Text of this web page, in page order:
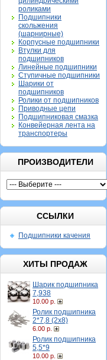
роликами
Подшипники
скольжения
(шарнирные)
Корпусные подшипники
Втулки для
подшипников
Линейные подшипники
Ступичные подшипники
Шарики от
подшипников
Ролики от подшипников
Приводные цепи
Подшипниковая смазка
Конвейерная лента на
транспортеры
ПРОИЗВОДИТЕЛИ
ССЫЛКИ
Подшипники качения
ХИТЫ ПРОДАЖ
Шарик подшипника
7,938
10.00 р.
Ролик подшипника
2*7,8 (2х8)
6.00 р.
Ролик подшипника
5,5*9
10.00 р.